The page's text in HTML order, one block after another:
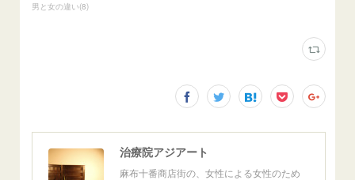
男と女の違い(8)
治療院アジアート
麻布十番商店街の、女性による女性のため